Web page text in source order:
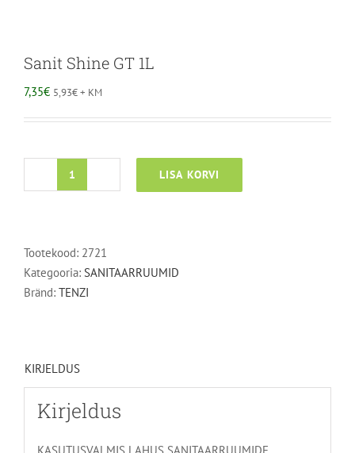
Sanit Shine GT 1L
7,35€ 5,93€+ KM
Sanit
LISA KORVI
Tootekood: 2721
Kategooria: SANITAARRUUMID
Bränd: TENZI
KIRJELDUS
Kirjeldus
KASUTUSVALMIS LAHUS SANITAARRUUMIDE